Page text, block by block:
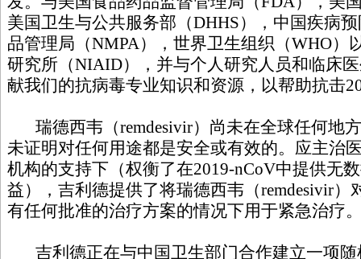
美国卫生与公共服务部（DHHS），中国疾病
品管理局（NMPA），世界卫生组织（WHO）
研究所（NIAID），并与个人研究人员和临床
献我们的抗病毒专业知识和资源，以帮助抗击
瑞德西韦（remdesivir）尚未在全球任何地
未证明对任何用途都是安全或有效的。应主治
机构的支持下（权衡了在2019-nCoV中提供无
益），吉利德提供了将瑞德西韦（remdesivir）
有任何批准的治疗方案的情况下用于紧急治疗
吉利德正在与中国卫生部门合作建立一项随